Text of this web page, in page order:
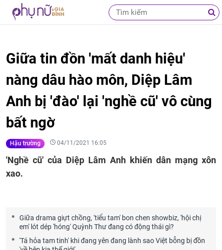
Giữa tin đồn 'mất danh hiệu'
nàng dâu hào môn, Diệp Lâm
Anh bị 'đào' lại 'nghề cũ' vô cùng
bất ngờ
Hậu trường 04/11/2021 16:05
'Nghề cũ' của Diệp Lâm Anh khiến dân mạng xôn
xao.
Giữa drama giựt chồng, 'tiểu tam' bon chen showbiz, 'hội chị
em' lót dép 'hóng' Quỳnh Thư đang có động thái gì?
'Tá hỏa tam tinh' khi đang yên đang lành sao Việt bỗng bị đồn